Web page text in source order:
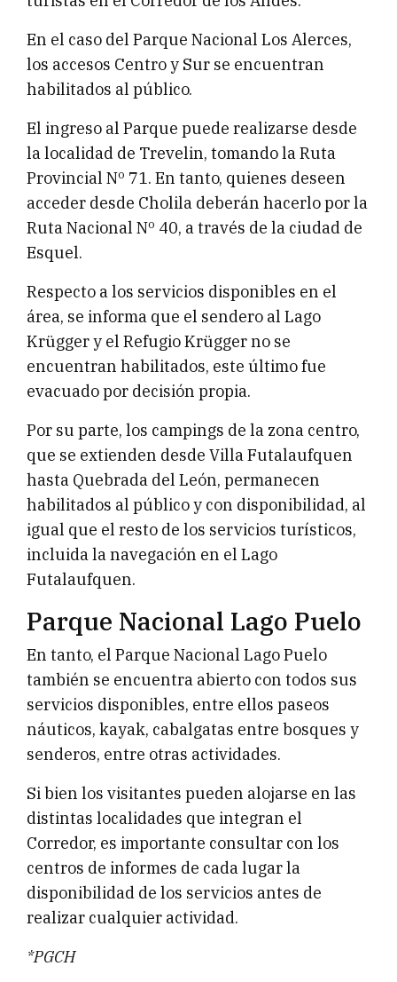
En el caso del Parque Nacional Los Alerces,
los accesos Centro y Sur se encuentran
habilitados al público.
El ingreso al Parque puede realizarse desde
la localidad de Trevelin, tomando la Ruta
Provincial Nº 71. En tanto, quienes deseen
acceder desde Cholila deberán hacerlo por la
Ruta Nacional Nº 40, a través de la ciudad de
Esquel.
Respecto a los servicios disponibles en el
área, se informa que el sendero al Lago
Krügger y el Refugio Krügger no se
encuentran habilitados, este último fue
evacuado por decisión propia.
Por su parte, los campings de la zona centro,
que se extienden desde Villa Futalaufquen
hasta Quebrada del León, permanecen
habilitados al público y con disponibilidad, al
igual que el resto de los servicios turísticos,
incluida la navegación en el Lago
Futalaufquen.
Parque Nacional Lago Puelo
En tanto, el Parque Nacional Lago Puelo
también se encuentra abierto con todos sus
servicios disponibles, entre ellos paseos
náuticos, kayak, cabalgatas entre bosques y
senderos, entre otras actividades.
Si bien los visitantes pueden alojarse en las
distintas localidades que integran el
Corredor, es importante consultar con los
centros de informes de cada lugar la
disponibilidad de los servicios antes de
realizar cualquier actividad.
*PGCH